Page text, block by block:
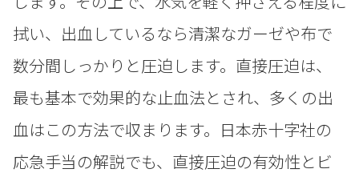
拭い、出血しているなら清潔なガーゼや布で
数分間しっかりと圧迫します。直接圧迫は、
最も基本で効果的な止血法とされ、多くの出
血はこの方法で収まります。日本赤十字社の
応急手当の解説でも、直接圧迫の有効性とビ